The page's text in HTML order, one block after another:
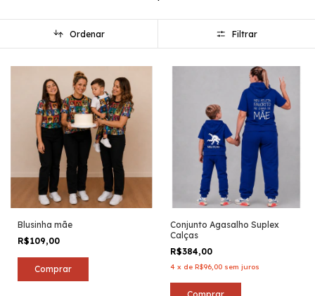
Ordenar Filtrar
Blusinha mãe
R$109,00
Comprar
Conjunto Agasalho Suplex
Calças
R$384,00
4 x de R$96,00 sem juros